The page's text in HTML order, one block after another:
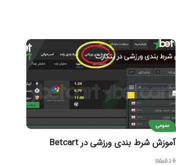
عمومی
آموزش شرط بندی ورزشی در Betcart
6 دقیقه